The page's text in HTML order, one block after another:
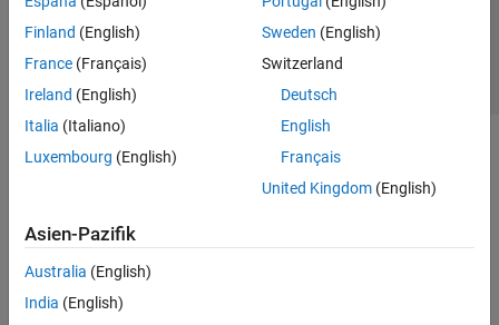
Finland (English)
France (Français)
Ireland (English)
Italia (Italiano)
Luxembourg (English)
Sweden (English)
Switzerland
Deutsch
English
Français
United Kingdom(English)
Asien-Pazifik
Australia (English)
India (English)
Website auswählen
Deutschland